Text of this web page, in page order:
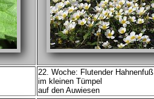
22. Woche: Flutender Hahnenfuß
im kleinen Tümpel
auf den Auwiesen